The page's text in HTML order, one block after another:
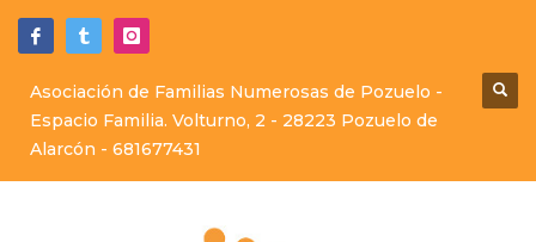
Asociación de Familias Numerosas de Pozuelo -
Espacio Familia. Volturno, 2 - 28223 Pozuelo de
Alarcón - 681677431